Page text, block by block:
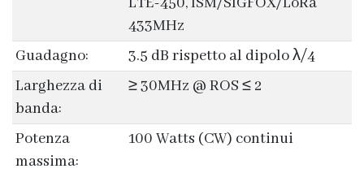
433MHz
Guadagno:
3.5 dB rispetto al dipolo λ/4
Larghezza di
banda:
≥ 30MHz @ ROS ≤ 2
Potenza
massima:
100 Watts (CW) continui